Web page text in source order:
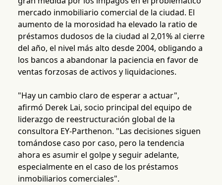
mercado inmobiliario comercial de la ciudad. El
aumento de la morosidad ha elevado la ratio de
préstamos dudosos de la ciudad al 2,01% al cierre
del año, el nivel más alto desde 2004, obligando a
los bancos a abandonar la paciencia en favor de
ventas forzosas de activos y liquidaciones.
"Hay un cambio claro de esperar a actuar",
afirmó Derek Lai, socio principal del equipo de
liderazgo de reestructuración global de la
consultora EY-Parthenon. "Las decisiones siguen
tomándose caso por caso, pero la tendencia
ahora es asumir el golpe y seguir adelante,
especialmente en el caso de los préstamos
inmobiliarios comerciales".